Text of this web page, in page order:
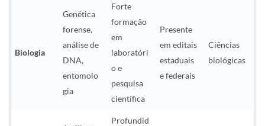
Biologia
Genética
forense,
análise de
DNA,
entomolo
gia
Forte
formação
em
laboratóri
o e
pesquisa
científica
Presente
em editais
estaduais
e federais
Ciências
biológicas
Profundid